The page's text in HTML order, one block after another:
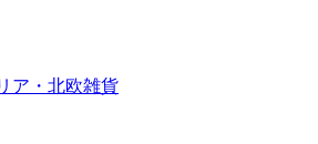
ア・北欧雑貨